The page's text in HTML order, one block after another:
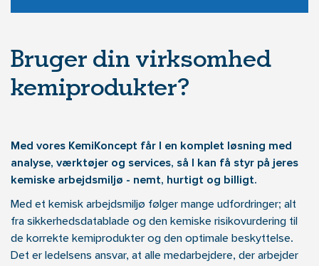
Bruger din virksomhed
kemiprodukter?
Med vores KemiKoncept får I en komplet løsning med
analyse, værktøjer og services, så I kan få styr på jeres
kemiske arbejdsmiljø - nemt, hurtigt og billigt.
Med et kemisk arbejdsmiljø følger mange udfordringer; alt
fra sikkerhedsdatablade og den kemiske risikovurdering til
de korrekte kemiprodukter og den optimale beskyttelse.
Det er ledelsens ansvar, at alle medarbejdere, der arbejder